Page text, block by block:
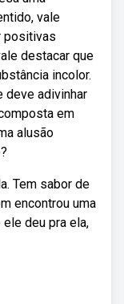
vale
positivas
destacar que
incolor.
deve adivinhar
em
alusão
Tem sabor de
encontrou uma
deu pra ela,